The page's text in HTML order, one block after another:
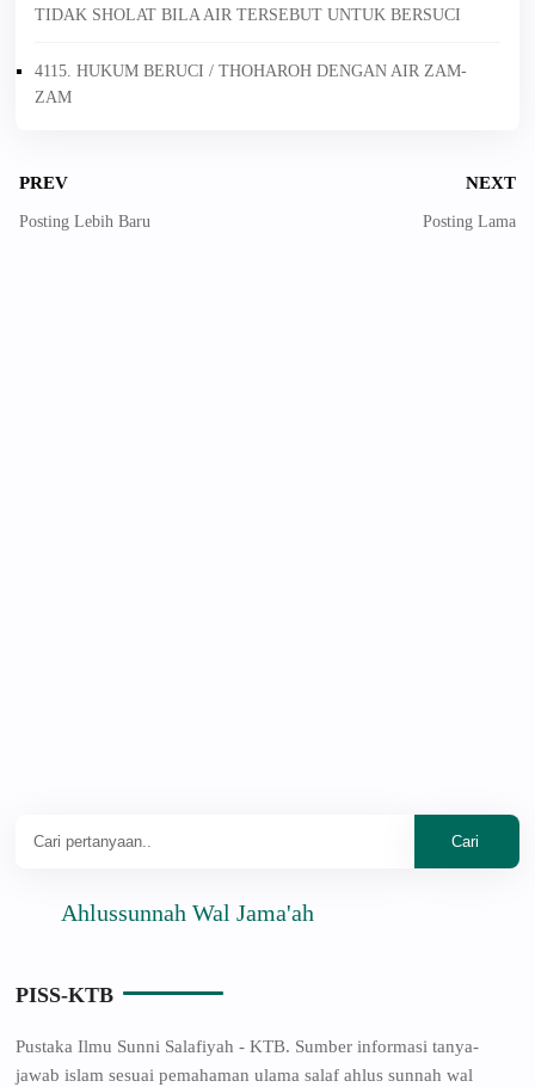
TIDAK SHOLAT BILA AIR TERSEBUT UNTUK BERSUCI
4115. HUKUM BERUCI / THOHAROH DENGAN AIR ZAM-
ZAM
PREV
Posting Lebih Baru
NEXT
Posting Lama
Ahlussunnah Wal Jama'ah
PISS-KTB
Pustaka Ilmu Sunni Salafiyah - KTB. Sumber informasi tanya-
jawab islam sesuai pemahaman ulama salaf ahlus sunnah wal